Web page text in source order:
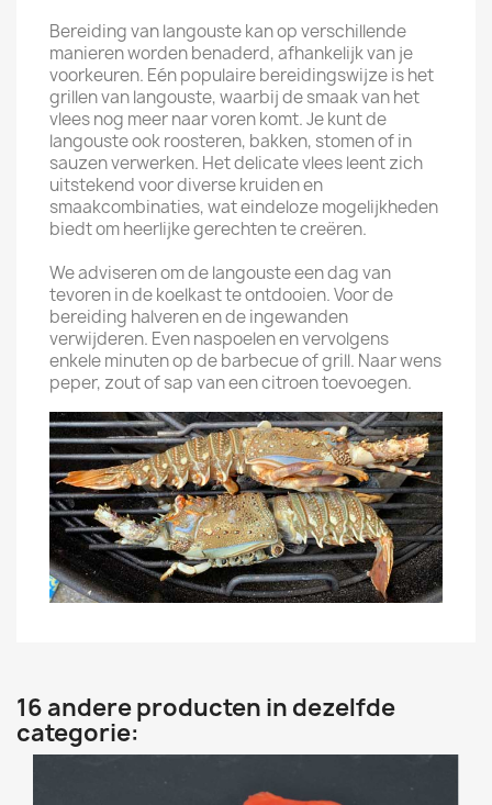
Bereiding van langouste kan op verschillende
manieren worden benaderd, afhankelijk van je
voorkeuren. Eén populaire bereidingswijze is het
grillen van langouste, waarbij de smaak van het
vlees nog meer naar voren komt. Je kunt de
langouste ook roosteren, bakken, stomen of in
sauzen verwerken. Het delicate vlees leent zich
uitstekend voor diverse kruiden en
smaakcombinaties, wat eindeloze mogelijkheden
biedt om heerlijke gerechten te creëren.
We adviseren om de langouste een dag van
tevoren in de koelkast te ontdooien. Voor de
bereiding halveren en de ingewanden
verwijderen. Even naspoelen en vervolgens
enkele minuten op de barbecue of grill. Naar wens
peper, zout of sap van een citroen toevoegen.
16 andere producten in dezelfde
categorie: